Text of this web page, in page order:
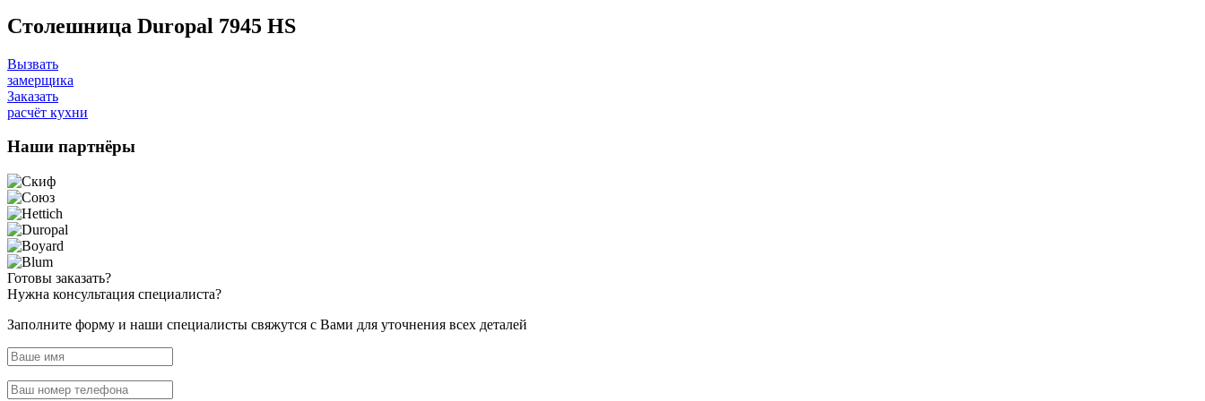
Столешница Duropal 7945 HS
Вызвать
замерщика
Заказать
расчёт кухни
Наши партнёры
Готовы заказать?
Нужна консультация специалиста?
Заполните форму и наши специалисты свяжутся с Вами для уточнения всех деталей